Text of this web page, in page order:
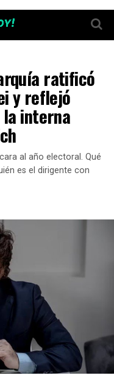
ratificó
y reflejó
la interna
al año electoral. Qué
es el dirigente con